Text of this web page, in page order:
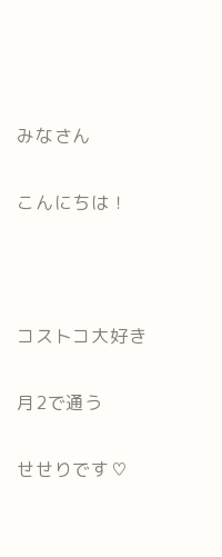
みなさん
こんにちは！
コストコ大好き
月2で通う
せせりです♡